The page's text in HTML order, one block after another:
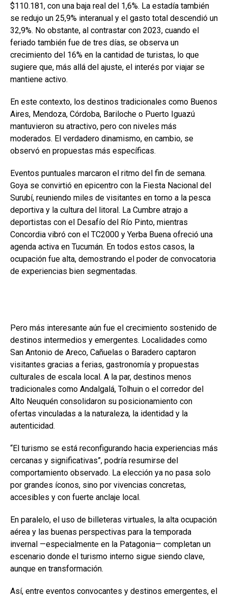
$110.181, con una baja real del 1,6%. La estadía también
se redujo un 25,9% interanual y el gasto total descendió un
32,9%. No obstante, al contrastar con 2023, cuando el
feriado también fue de tres días, se observa un
crecimiento del 16% en la cantidad de turistas, lo que
sugiere que, más allá del ajuste, el interés por viajar se
mantiene activo.
En este contexto, los destinos tradicionales como Buenos
Aires, Mendoza, Córdoba, Bariloche o Puerto Iguazú
mantuvieron su atractivo, pero con niveles más
moderados. El verdadero dinamismo, en cambio, se
observó en propuestas más específicas.
Eventos puntuales marcaron el ritmo del fin de semana.
Goya se convirtió en epicentro con la Fiesta Nacional del
Surubí, reuniendo miles de visitantes en torno a la pesca
deportiva y la cultura del litoral. La Cumbre atrajo a
deportistas con el Desafío del Río Pinto, mientras
Concordia vibró con el TC2000 y Yerba Buena ofreció una
agenda activa en Tucumán. En todos estos casos, la
ocupación fue alta, demostrando el poder de convocatoria
de experiencias bien segmentadas.
Pero más interesante aún fue el crecimiento sostenido de
destinos intermedios y emergentes. Localidades como
San Antonio de Areco, Cañuelas o Baradero captaron
visitantes gracias a ferias, gastronomía y propuestas
culturales de escala local. A la par, destinos menos
tradicionales como Andalgalá, Tolhuin o el corredor del
Alto Neuquén consolidaron su posicionamiento con
ofertas vinculadas a la naturaleza, la identidad y la
autenticidad.
“El turismo se está reconfigurando hacia experiencias más
cercanas y significativas”, podría resumirse del
comportamiento observado. La elección ya no pasa solo
por grandes íconos, sino por vivencias concretas,
accesibles y con fuerte anclaje local.
En paralelo, el uso de billeteras virtuales, la alta ocupación
aérea y las buenas perspectivas para la temporada
invernal —especialmente en la Patagonia— completan un
escenario donde el turismo interno sigue siendo clave,
aunque en transformación.
Así, entre eventos convocantes y destinos emergentes, el